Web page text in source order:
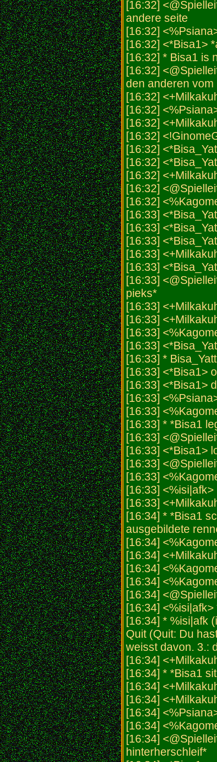
[16:32]
andere seite
[16:32]
[16:32] <*Bisa1>
[16:32] * Bisa1 is
[16:32]
den anderen
[16:32]
[16:32]
[16:32]
[16:32]
[16:32]
[16:32]
[16:32]
[16:32]
[16:32]
[16:33]
[16:33]
[16:33]
[16:33]
[16:33]
[16:33]
pieks*
[16:33]
[16:33]
[16:33]
[16:33]
[16:33] *
[16:33] <*Bisa1>
[16:33] <*Bisa1>
[16:33]
[16:33]
[16:33] * *Bisa1
[16:33]
[16:33] <*Bisa1>
[16:33]
[16:33]
[16:33]
[16:33]
[16:34] * *Bisa1
ausgebildete
[16:34]
[16:34]
[16:34]
[16:34]
[16:34]
[16:34]
[16:34] * %isi|afk
Quit (Quit: Du
weisst davon. 3.:
[16:34]
[16:34] * *Bisa1
[16:34]
[16:34]
[16:34]
[16:34]
[16:34]
hinterherschleif*